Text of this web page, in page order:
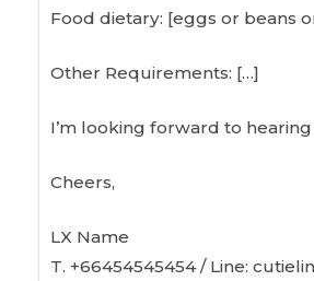
Food dietary: [eggs or beans
Other Requirements: […]
I’m looking forward to
Cheers,
LX Name
T. +66454545454 / Line: